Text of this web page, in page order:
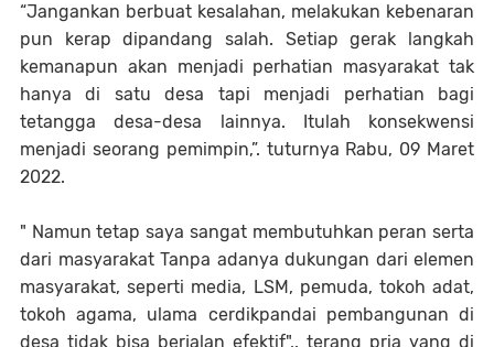
“Jangankan berbuat kesalahan, melakukan kebenaran
pun kerap dipandang salah. Setiap gerak langkah
kemanapun akan menjadi perhatian masyarakat tak
hanya di satu desa tapi menjadi perhatian bagi
tetangga desa-desa lainnya. Itulah konsekwensi
menjadi seorang pemimpin,”. tuturnya Rabu, 09 Maret
2022.
" Namun tetap saya sangat membutuhkan peran serta
dari masyarakat Tanpa adanya dukungan dari elemen
masyarakat, seperti media, LSM, pemuda, tokoh adat,
tokoh agama, ulama cerdikpandai pembangunan di
desa tidak bisa berjalan efektif",. terang pria yang di